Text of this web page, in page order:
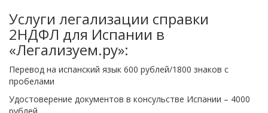
Услуги легализации справки
2НДФЛ для Испании в
«Легализуем.ру»:
Перевод на испанский язык 600 рублей/1800 знаков с
пробелами
Удостоверение документов в консульстве Испании – 4000